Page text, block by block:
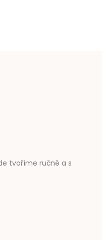
tvoříme ručně a s